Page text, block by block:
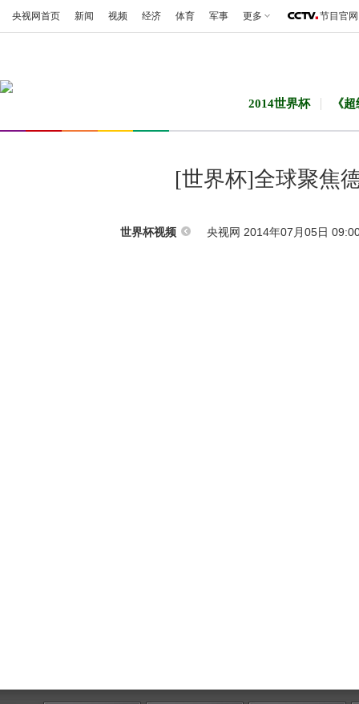
央视网首页 新闻 视频 经济 体育 军事 更多 节目官网
2014世界杯 《
[世界杯]全球聚焦
世界杯视频 央视网 2014年07月05日